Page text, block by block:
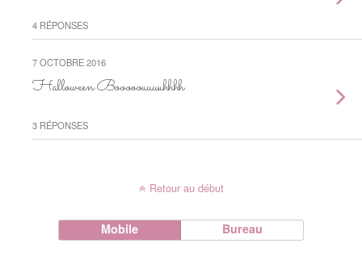
4 RÉPONSES
7 OCTOBRE 2016
Halloween Booooouuuuhhhh
3 RÉPONSES
Retour au début
Mobile Bureau